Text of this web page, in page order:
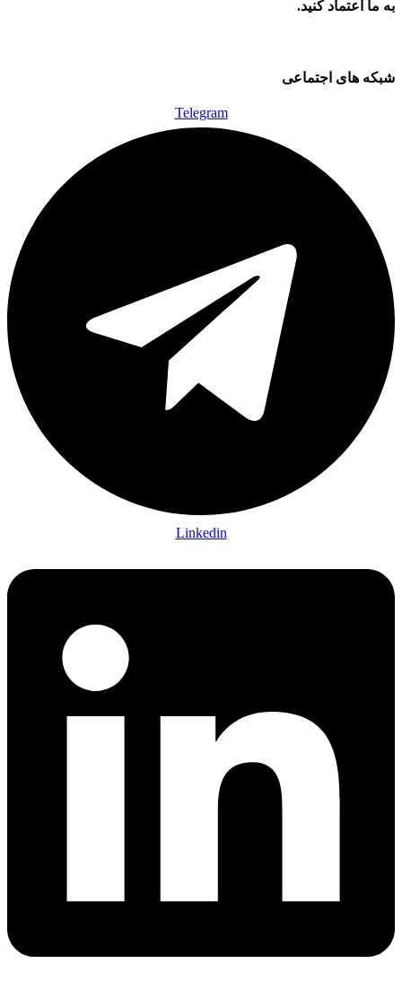
به ما اعتماد کنید.
شبکه های اجتماعی
Telegram
Linkedin